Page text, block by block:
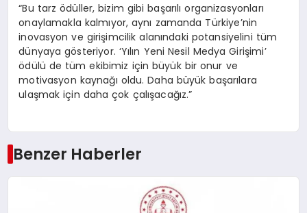
“Bu tarz ödüller, bizim gibi başarılı organizasyonları
onaylamakla kalmıyor, aynı zamanda Türkiye’nin
inovasyon ve girişimcilik alanındaki potansiyelini tüm
dünyaya gösteriyor. ‘Yılın Yeni Nesil Medya Girişimi’
ödülü de tüm ekibimiz için büyük bir onur ve
motivasyon kaynağı oldu. Daha büyük başarılara
ulaşmak için daha çok çalışacağız.”
Benzer Haberler